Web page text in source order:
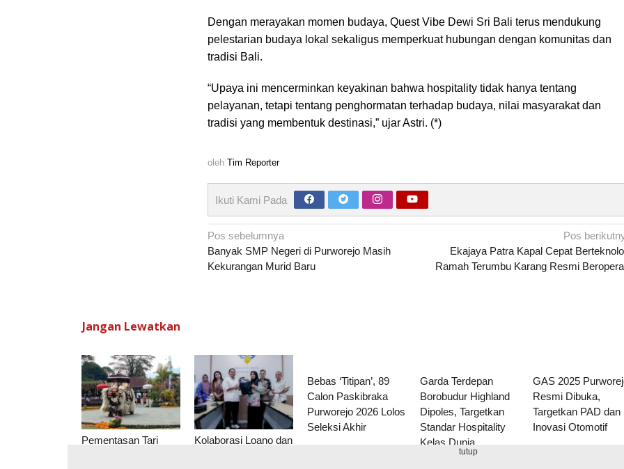
Dengan merayakan momen budaya, Quest Vibe Dewi Sri Bali terus mendukung
pelestarian budaya lokal sekaligus memperkuat hubungan dengan komunitas dan
tradisi Bali.
“Upaya ini mencerminkan keyakinan bahwa hospitality tidak hanya tentang
pelayanan, tetapi tentang penghormatan terhadap budaya, nilai masyarakat dan
tradisi yang membentuk destinasi,” ujar Astri. (*)
oleh Tim Reporter
Ikuti Kami Pada
Navigasi
pos
Pos sebelumnya
Banyak SMP Negeri di Purworejo Masih
Kekurangan Murid Baru
Pos
Ekajaya Patra Kapal Cepat
Ramah Terumbu Karang Resmi
Jangan Lewatkan
Pementasan Tari
Kolaborasi Loano dan
Bebas ‘Titipan’, 89
Calon Paskibraka
Purworejo 2026 Lolos
Seleksi Akhir
Garda Terdepan
Borobudur Highland
Dipoles, Targetkan
Standar Hospitality
Kelas Dunia
GAS 2025
Resmi Dibuka,
Targetkan PAD dan
Inovasi Otomotif
tutup